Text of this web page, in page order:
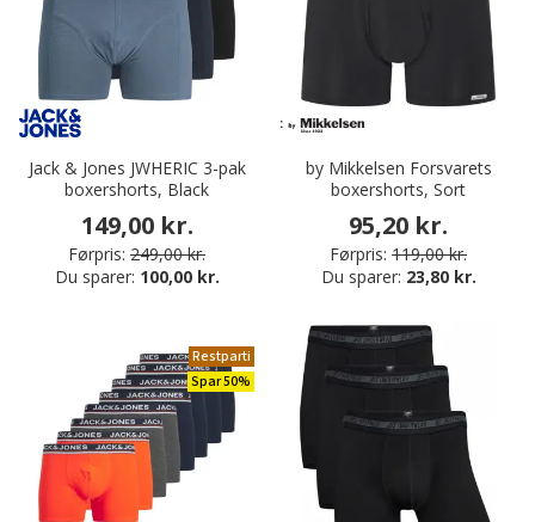
Jack & Jones JWHERIC 3-pak
boxershorts, Black
149,00 kr.
Førpris: 249,00 kr.
Du sparer: 100,00 kr.
by Mikkelsen Forsvarets
boxershorts, Sort
95,20 kr.
Førpris: 119,00 kr.
Du sparer: 23,80 kr.
Restparti
Spar 50%